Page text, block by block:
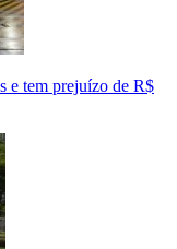
e tem prejuízo de R$